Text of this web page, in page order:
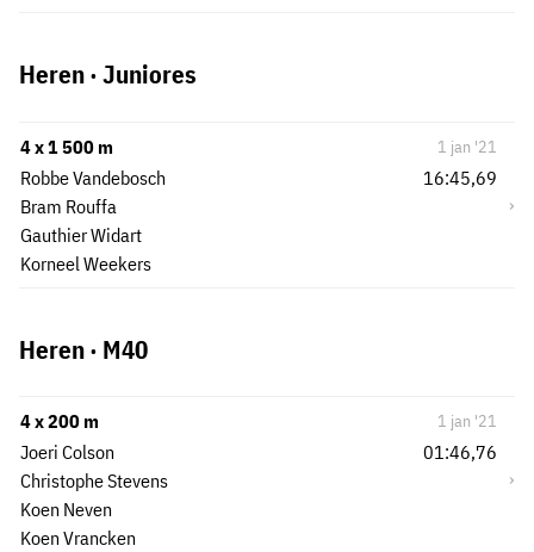
Heren · Juniores
4 x 1 500 m
Robbe Vandebosch
Bram Rouffa
Gauthier Widart
Korneel Weekers
16:45,69
1 jan '21
›
Heren · M40
4 x 200 m
Joeri Colson
Christophe Stevens
Koen Neven
Koen Vrancken
01:46,76
1 jan '21
›